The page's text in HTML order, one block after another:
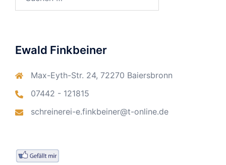
Ewald Finkbeiner
Max-Eyth-Str. 24, 72270 Baiersbronn
07442 - 121815
schreinerei-e.finkbeiner@t-online.de